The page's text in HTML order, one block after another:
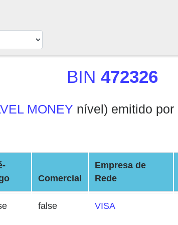
BIN 472326
MONEY nível) emitido por
Comercial
Empresa de
Rede
false VISA